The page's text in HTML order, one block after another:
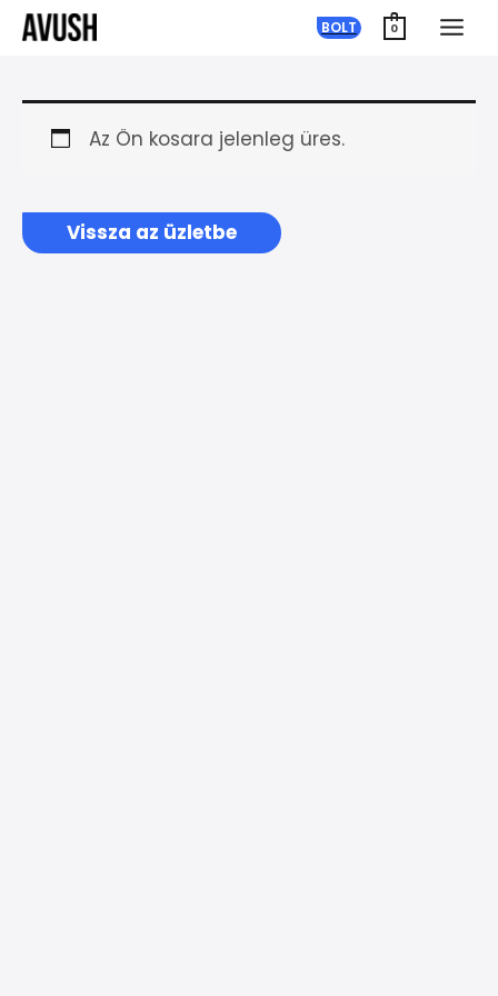
Ugrás
BOLT 0
Az Ön kosara jelenleg üres.
Vissza az üzletbe